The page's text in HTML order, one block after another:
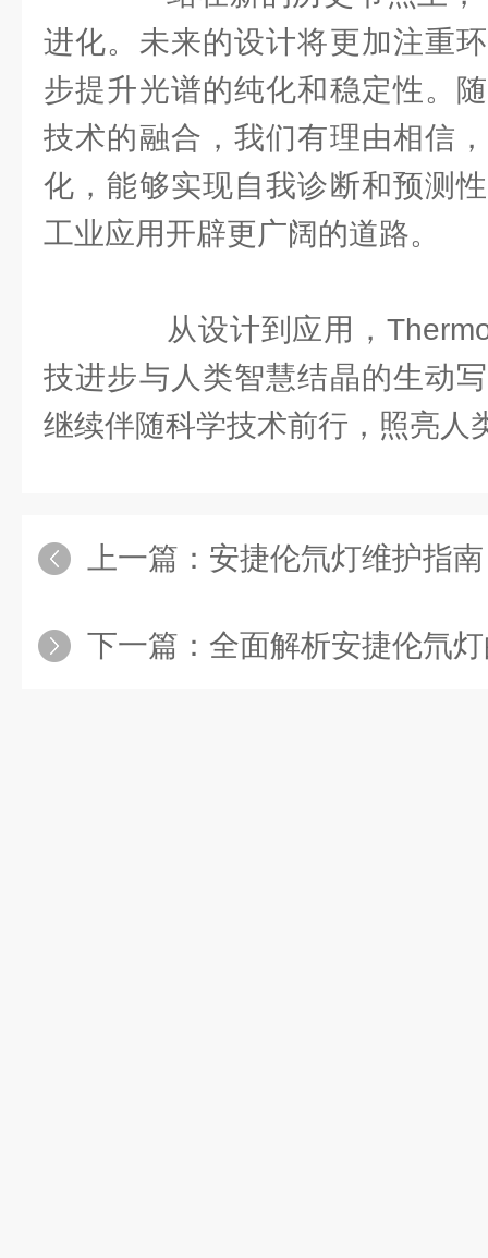
进化。未来的设计将更加注重
步提升光谱的纯化和稳定性。
技术的融合，我们有理由相信
化，能够实现自我诊断和预测
工业应用开辟更广阔的道路。
从设计到应用，Thermo
技进步与人类智慧结晶的生动
继续伴随科学技术前行，照亮人
上一篇： 安捷伦氘灯维护指南
下一篇： 全面解析安捷伦氘